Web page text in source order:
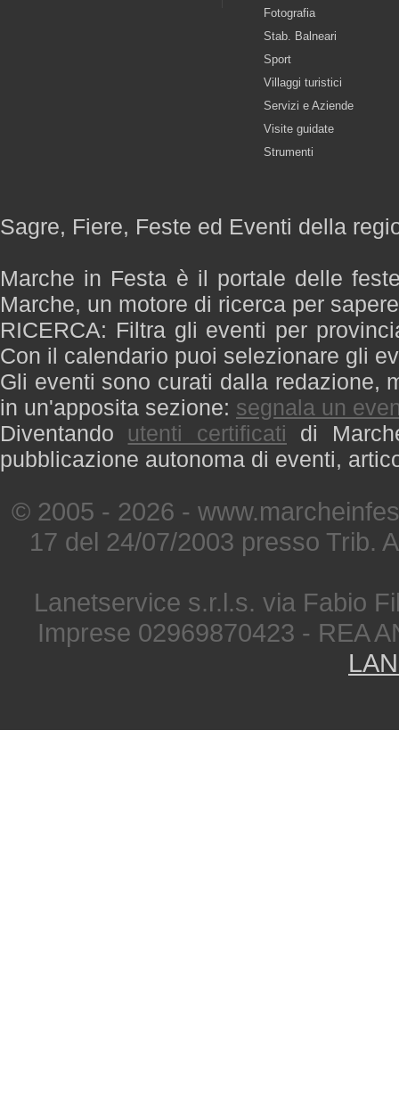
Fotografia
Stab. Balneari
Sport
Villaggi turistici
Servizi e Aziende
Visite guidate
Strumenti
Sagre, Fiere, Feste ed Eventi della
Marche in Festa è il portale delle
Marche, un motore di ricerca per
RICERCA: Filtra gli eventi per
Con il calendario puoi selezionare gli
Gli eventi sono curati dalla redazione,
in un'apposita sezione: segnala un
Diventando utenti certificati di
pubblicazione autonoma di eventi,
© 2005 - 2026 -
17 del 24/07/2003 presso Trib.
Lanetservice s.r.l.s. via Fabio
Imprese 02969870423 - REA